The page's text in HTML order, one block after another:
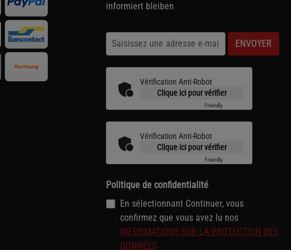
informiert bleiben
ENVOYER
Vérification Anti-Robot
Clique ici pour vérifier
Friendly
Vérification Anti-Robot
Clique ici pour vérifier
Friendly
Politique de confidentialité
En sélectionnant Continuer, vous
confirmez que vous avez lu nos
INFORMATIONS SUR LA PROTECTION DES
DONNÉES